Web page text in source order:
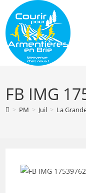
content
FB IMG
> PM > Juil > La